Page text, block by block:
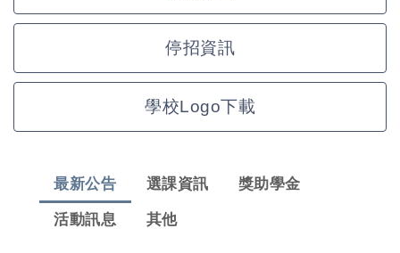
停招資訊
學校Logo下載
最新公告 選課資訊 獎助學金
活動訊息 其他